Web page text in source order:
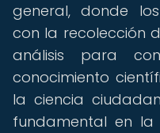
general, donde
con la recolección
análisis para
conocimiento
la ciencia
fundamental en la